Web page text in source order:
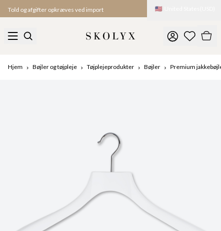
Told og afgifter opkræves ved import 🇺🇸
Hjem Bøjler og tøjpleje Tøjplejeprodukter Bøjler Premium